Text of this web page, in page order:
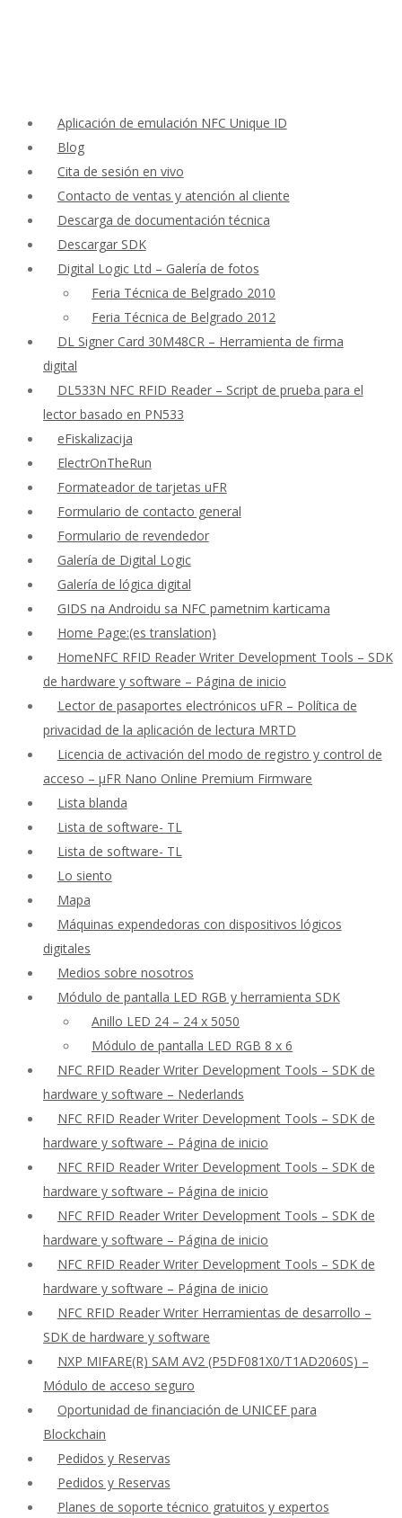
Aplicación de emulación NFC Unique ID
Blog
Cita de sesión en vivo
Contacto de ventas y atención al cliente
Descarga de documentación técnica
Descargar SDK
Digital Logic Ltd – Galería de fotos
Feria Técnica de Belgrado 2010
Feria Técnica de Belgrado 2012
DL Signer Card 30M48CR – Herramienta de firma
digital
DL533N NFC RFID Reader – Script de prueba para el
lector basado en PN533
eFiskalizacija
ElectrOnTheRun
Formateador de tarjetas uFR
Formulario de contacto general
Formulario de revendedor
Galería de Digital Logic
Galería de lógica digital
GIDS na Androidu sa NFC pametnim karticama
Home Page:(es translation)
HomeNFC RFID Reader Writer Development Tools – SDK
de hardware y software – Página de inicio
Lector de pasaportes electrónicos uFR – Política de
privacidad de la aplicación de lectura MRTD
Licencia de activación del modo de registro y control de
acceso – μFR Nano Online Premium Firmware
Lista blanda
Lista de software- TL
Lista de software- TL
Lo siento
Mapa
Máquinas expendedoras con dispositivos lógicos
digitales
Medios sobre nosotros
Módulo de pantalla LED RGB y herramienta SDK
Anillo LED 24 – 24 x 5050
Módulo de pantalla LED RGB 8 x 6
NFC RFID Reader Writer Development Tools – SDK de
hardware y software – Nederlands
NFC RFID Reader Writer Development Tools – SDK de
hardware y software – Página de inicio
NFC RFID Reader Writer Development Tools – SDK de
hardware y software – Página de inicio
NFC RFID Reader Writer Development Tools – SDK de
hardware y software – Página de inicio
NFC RFID Reader Writer Development Tools – SDK de
hardware y software – Página de inicio
NFC RFID Reader Writer Herramientas de desarrollo –
SDK de hardware y software
NXP MIFARE(R) SAM AV2 (P5DF081X0/T1AD2060S) –
Módulo de acceso seguro
Oportunidad de financiación de UNICEF para
Blockchain
Pedidos y Reservas
Pedidos y Reservas
Planes de soporte técnico gratuitos y expertos